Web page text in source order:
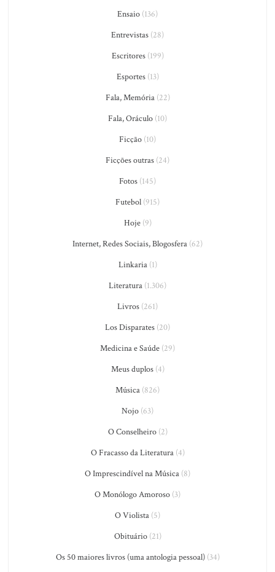
Ensaio (136)
Entrevistas (28)
Escritores(199)
Esportes(13)
Fala, Memória(22)
Fala, Oráculo (10)
Ficção (10)
Ficções outras (24)
Fotos (145)
Futebol (915)
Hoje(9)
Internet, Redes Sociais, Blogosfera (62)
Linkaria(1)
Literatura (1.306)
Livros (261)
Los Disparates (20)
Medicina e Saúde (29)
Meus duplos(4)
Música (826)
Nojo (63)
O Conselheiro(2)
O Fracasso da Literatura(4)
O Imprescindível na Música (8)
O Monólogo Amoroso (3)
O Violista (5)
Obituário(21)
Os 50 maiores livros (uma antologia pessoal)(34)